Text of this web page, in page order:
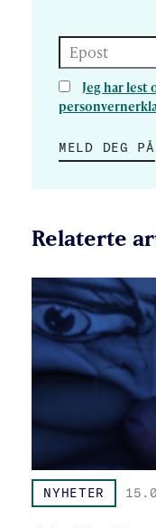
Epost
Jeg har lest
MELD DEG PÅ
Relaterte
NYHETER